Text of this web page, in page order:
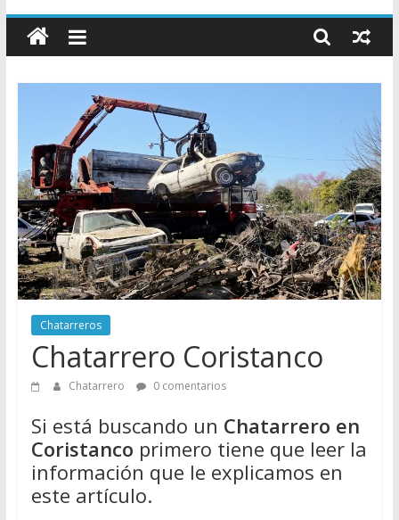
Chatarreros
–
Precio
de
Chatarra
Directorio
de
Chatarreros
para
vender
Chatarra
Chatarreros
Chatarrero Coristanco
Chatarrero 0 comentarios
Si está buscando un Chatarrero en
Coristanco primero tiene que leer la
información que le explicamos en
este artículo.